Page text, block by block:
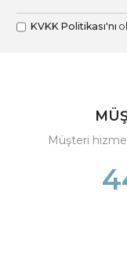
KVKK Politikası'nı
Müşteri